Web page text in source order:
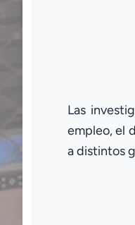
Las
empleo, el
a distintos